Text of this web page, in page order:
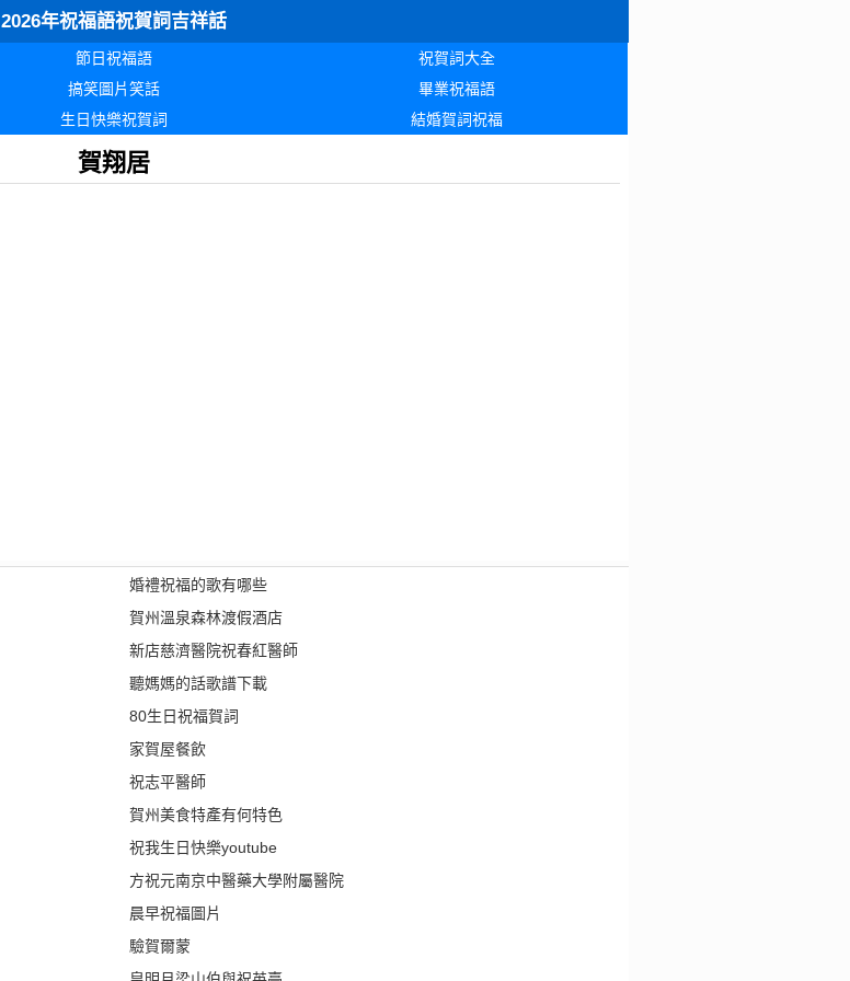
2026年祝福語祝賀詞吉祥話
節日祝福語
祝賀詞大全
搞笑圖片笑話
畢業祝福語
生日快樂祝賀詞 結婚賀詞祝福
賀翔居
婚禮祝福的歌有哪些
賀州溫泉森林渡假酒店
新店慈濟醫院祝春紅醫師
聽媽媽的話歌譜下載
80生日祝福賀詞
家賀屋餐飲
祝志平醫師
賀州美食特產有何特色
祝我生日快樂youtube
方祝元南京中醫藥大學附屬醫院
晨早祝福圖片
驗賀爾蒙